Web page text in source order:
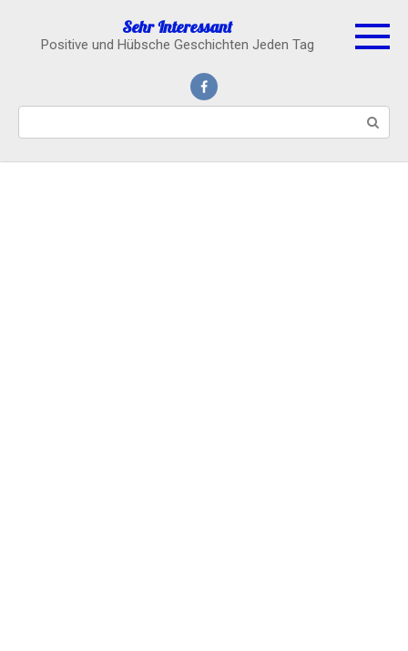
content
Sehr Interessant
Positive und Hübsche Geschichten Jeden Tag